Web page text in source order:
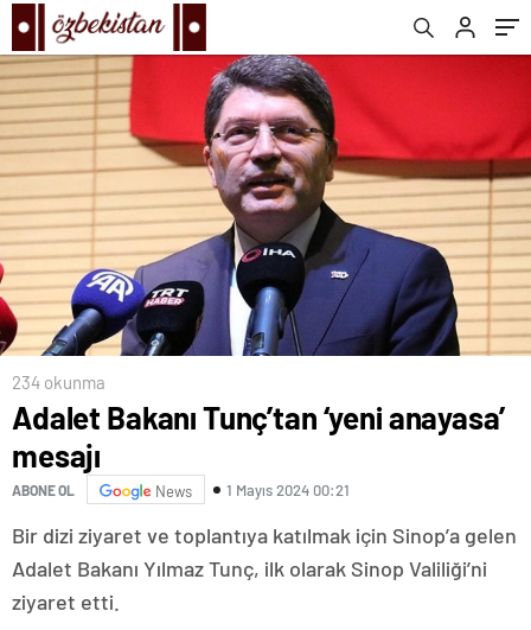
234 okunma
Adalet Bakanı Tunç’tan ‘yeni anayasa’
mesajı
ABONE OL News 1 Mayıs 2024 00:21
Bir dizi ziyaret ve toplantıya katılmak için Sinop’a gelen
Adalet Bakanı Yılmaz Tunç, ilk olarak Sinop Valiliği’ni
ziyaret etti.
yapıyorlar’